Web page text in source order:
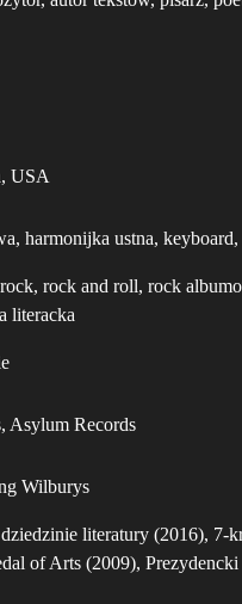
USA
harmonijka ustna,
rock and roll, rock
literacka
Asylum Records
Wilburys
literatury (2016), 7-
of Arts (2009),